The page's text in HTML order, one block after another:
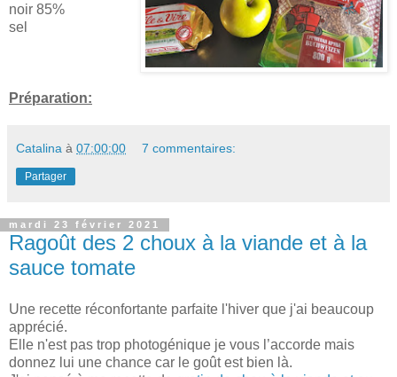
noir 85%
sel
Préparation:
Catalina à 07:00:00 7 commentaires:
Partager
mardi 23 février 2021
Ragoût des 2 choux à la viande et à la
sauce tomate
Une recette réconfortante parfaite l'hiver que j'ai beaucoup
apprécié.
Elle n'est pas trop photogénique je vous l’accorde mais
donnez lui une chance car le goût est bien là.